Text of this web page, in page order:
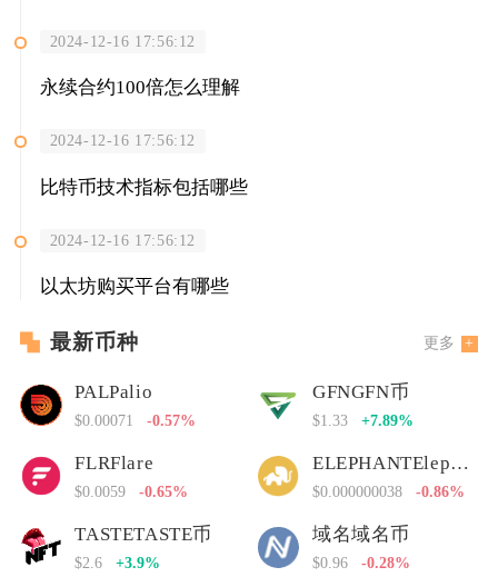
2024-12-16 17:56:12
永续合约100倍怎么理解
2024-12-16 17:56:12
比特币技术指标包括哪些
2024-12-16 17:56:12
以太坊购买平台有哪些
最新币种 更多
PALPalio
$0.00071 -0.57%
GFNGFN币
$1.33 +7.89%
FLRFlare
$0.0059 -0.65%
ELEPHANTElephant Money
$0.000000038 -0.86%
TASTETASTE币
$2.6 +3.9%
域名域名币
$0.96 -0.28%